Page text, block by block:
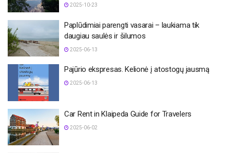
2025-10-23
Paplūdimiai parengti vasarai – laukiama tik
daugiau saulės ir šilumos
2025-06-13
Pajūrio ekspresas. Kelionė į atostogų jausmą
2025-06-13
Car Rent in Klaipeda Guide for Travelers
2025-06-02